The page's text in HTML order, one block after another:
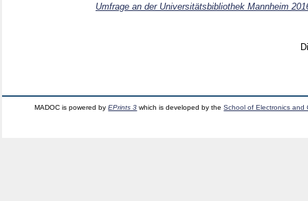
Umfrage an der Universitätsbibliothek Mannheim
MADOC is powered byEPrints 3 which is developed by theSchool of Electronics and